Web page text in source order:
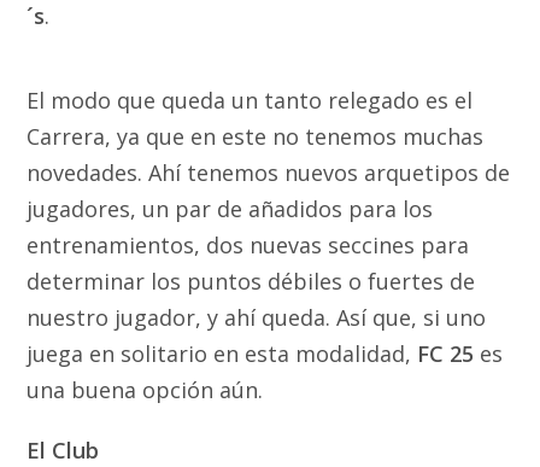
´s.
El modo que queda un tanto relegado es el
Carrera, ya que en este no tenemos muchas
novedades. Ahí tenemos nuevos arquetipos de
jugadores, un par de añadidos para los
entrenamientos, dos nuevas seccines para
determinar los puntos débiles o fuertes de
nuestro jugador, y ahí queda. Así que, si uno
juega en solitario en esta modalidad, FC 25 es
una buena opción aún.
El Club